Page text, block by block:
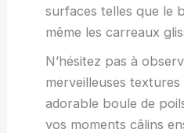
surfaces telles que le
même les carreaux
N’hésitez pas à
merveilleuses
adorable boule de
vos moments câlins